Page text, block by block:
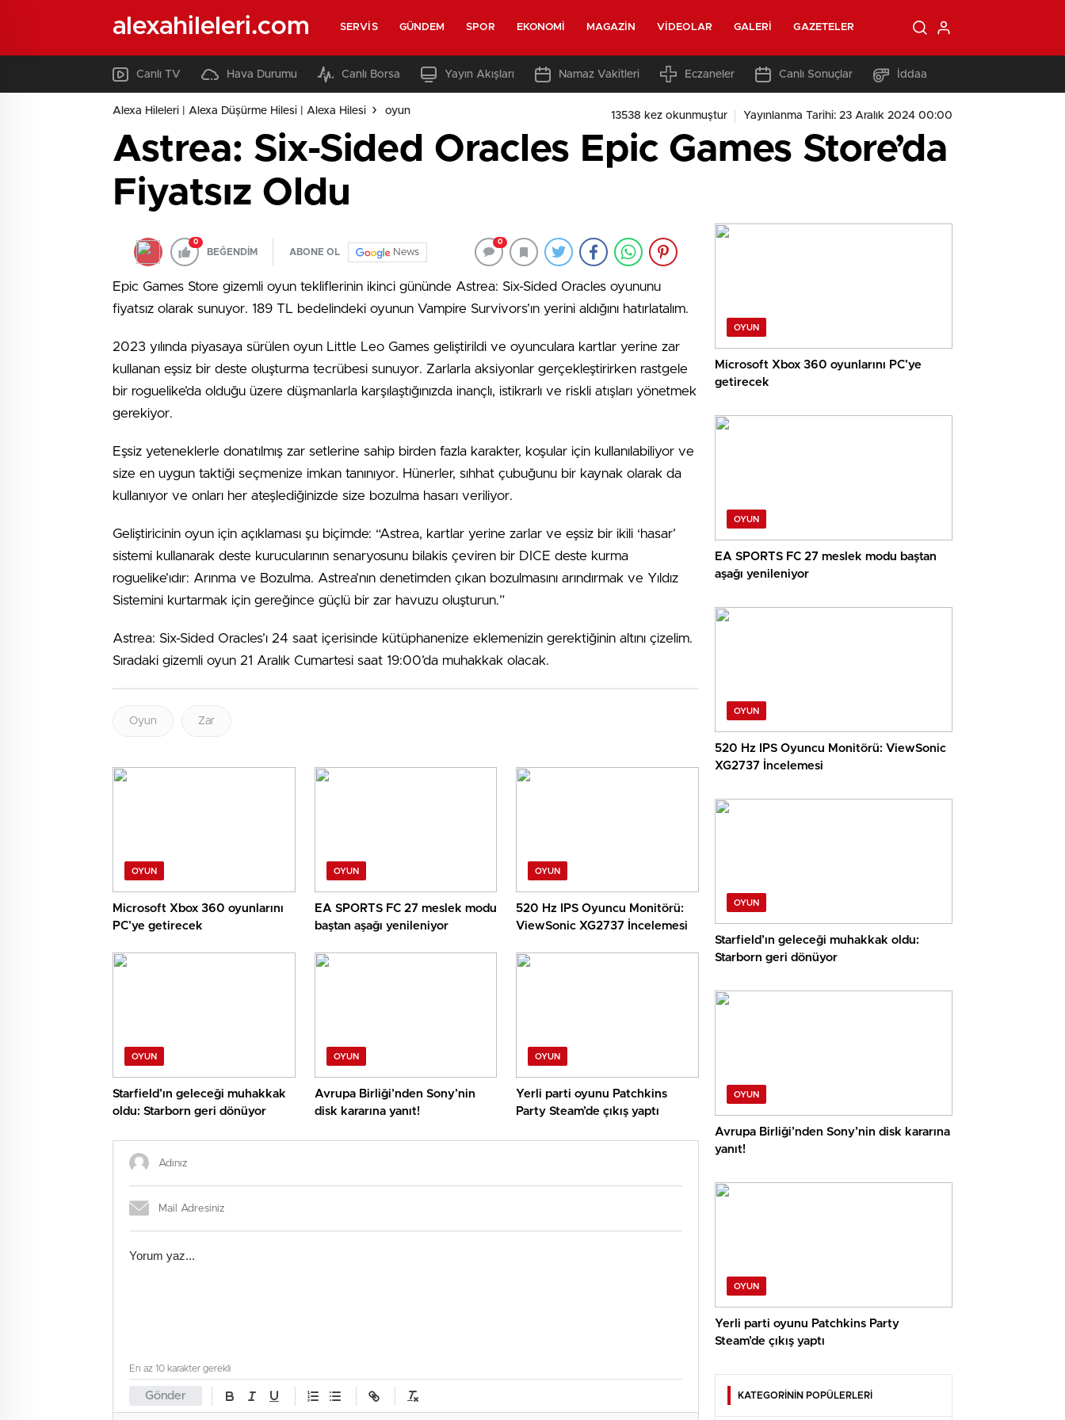
alexahileleri.com SERVIS GÜNDEM SPOR EKONOMI MAGAZIN VIDEOLAR GALERI GAZETELER
Canlı TV Hava Durumu Canlı Borsa Yayın Akışları Namaz Vakitleri Eczaneler Canlı Sonuçlar İddaa
Alexa Hileleri | Alexa Düşürme Hilesi | Alexa Hilesi oyun 13538 kez okunmuştur Yayınlanma Tarihi: 23 Aralık 2024 00:00
Astrea: Six-Sided Oracles Epic Games Store’da
Fiyatsız Oldu
0
BEĞENDİM ABONE OL News
0
Epic Games Store gizemli oyun tekliflerinin ikinci gününde Astrea: Six-Sided Oracles oyununu
fiyatsız olarak sunuyor. 189 TL bedelindeki oyunun Vampire Survivors’ın yerini aldığını hatırlatalım.
2023 yılında piyasaya sürülen oyun Little Leo Games geliştirildi ve oyunculara kartlar yerine zar
kullanan eşsiz bir deste oluşturma tecrübesi sunuyor. Zarlarla aksiyonlar gerçekleştirirken rastgele
bir roguelike’da olduğu üzere düşmanlarla karşılaştığınızda inançlı, istikrarlı ve riskli atışları yönetmek
gerekiyor.
Eşsiz yeteneklerle donatılmış zar setlerine sahip birden fazla karakter, koşular için kullanılabiliyor ve
size en uygun taktiği seçmenize imkan tanınıyor. Hünerler, sıhhat çubuğunu bir kaynak olarak da
kullanıyor ve onları her ateşlediğinizde size bozulma hasarı veriliyor.
Geliştiricinin oyun için açıklaması şu biçimde: “Astrea, kartlar yerine zarlar ve eşsiz bir ikili ‘hasar’
sistemi kullanarak deste kurucularının senaryosunu bilakis çeviren bir DICE deste kurma
roguelike’ıdır: Arınma ve Bozulma. Astrea’nın denetimden çıkan bozulmasını arındırmak ve Yıldız
Sistemini kurtarmak için gereğince güçlü bir zar havuzu oluşturun.”
Astrea: Six-Sided Oracles’ı 24 saat içerisinde kütüphanenize eklemenizin gerektiğinin altını çizelim.
Sıradaki gizemli oyun 21 Aralık Cumartesi saat 19:00’da muhakkak olacak.
Oyun Zar
OYUN
Microsoft Xbox 360 oyunlarını
PC’ye getirecek
OYUN
EA SPORTS FC 27 meslek modu
baştan aşağı yenileniyor
OYUN
520 Hz IPS Oyuncu Monitörü:
ViewSonic XG2737 İncelemesi
OYUN
Starfield’ın geleceği muhakkak
oldu: Starborn geri dönüyor
OYUN
Avrupa Birliği’nden Sony’nin
disk kararına yanıt!
OYUN
Yerli parti oyunu Patchkins
Party Steam’de çıkış yaptı
Gönder
En az 10 karakter gerekli
OYUN
Microsoft Xbox 360 oyunlarını PC’ye
getirecek
OYUN
EA SPORTS FC 27 meslek modu baştan
aşağı yenileniyor
OYUN
520 Hz IPS Oyuncu Monitörü: ViewSonic
XG2737 İncelemesi
OYUN
Starfield’ın geleceği muhakkak oldu:
Starborn geri dönüyor
OYUN
Avrupa Birliği’nden Sony’nin disk kararına
yanıt!
OYUN
Yerli parti oyunu Patchkins Party
Steam’de çıkış yaptı
KATEGORİNİN POPÜLERLERİ